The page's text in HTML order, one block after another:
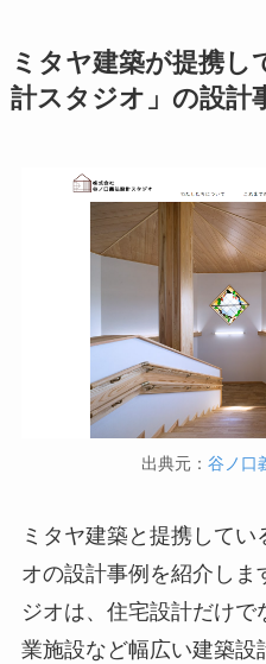
ミタヤ建築が提携し
計スタジオ」の設計
出典元： 谷ノ口
ミタヤ建築と提携して
オの設計事例を紹介しま
ジオは、住宅設計だけ
業施設など幅広い建築設